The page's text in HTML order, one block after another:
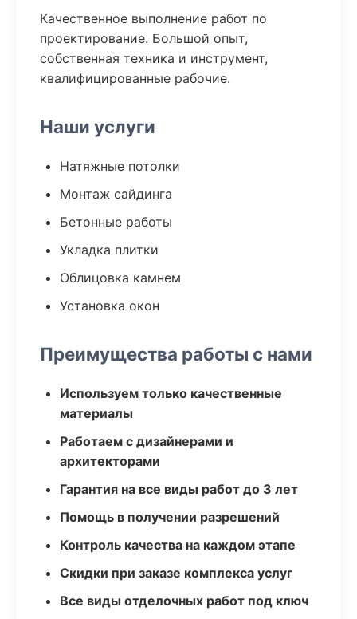
Качественное выполнение работ по
проектирование. Большой опыт,
собственная техника и инструмент,
квалифицированные рабочие.
Наши услуги
Натяжные потолки
Монтаж сайдинга
Бетонные работы
Укладка плитки
Облицовка камнем
Установка окон
Преимущества работы с нами
Используем только качественные
материалы
Работаем с дизайнерами и
архитекторами
Гарантия на все виды работ до 3 лет
Помощь в получении разрешений
Контроль качества на каждом этапе
Скидки при заказе комплекса услуг
Все виды отделочных работ под ключ